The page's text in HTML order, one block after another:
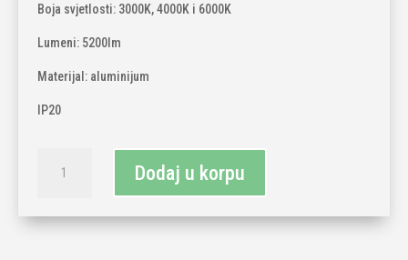
Boja svjetlosti: 3000K, 4000K i 6000K
Lumeni: 5200lm
Materijal: aluminijum
IP20
zlatna
3IN1
Dodaj u korpu